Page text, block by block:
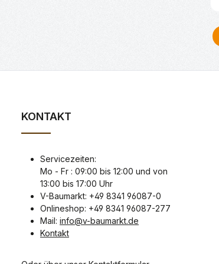
KONTAKT
Servicezeiten:
Mo - Fr : 09:00 bis 12:00 und von
13:00 bis 17:00 Uhr
V-Baumarkt: +49 8341 96087-0
Onlineshop: +49 8341 96087-277
Mail: info@v-baumarkt.de
Kontakt